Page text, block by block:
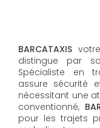
BARCATAXIS
distingue par
Spécialiste en
assure sécurité
nécessitant une
conventionné,
pour les trajets